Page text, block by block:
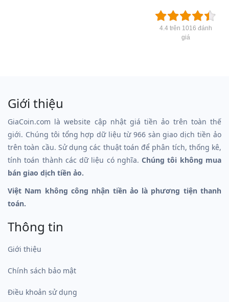
4.4 trên 1016 đánh
giá
Giới thiệu
GiaCoin.com là website cập nhật giá tiền ảo trên toàn thế
giới. Chúng tôi tổng hợp dữ liệu từ 966 sàn giao dịch tiền ảo
trên toàn cầu. Sử dụng các thuật toán để phân tích, thống kê,
tính toán thành các dữ liệu có nghĩa.Chúng tôi không mua
bán giao dịch tiền ảo.
Việt Nam không công nhận tiền ảo là phương tiện thanh
toán.
Thông tin
Giới thiệu
Chính sách bảo mật
Điều khoản sử dụng